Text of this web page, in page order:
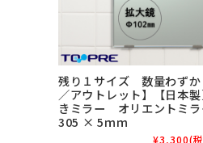
残り１サイズ 数量わずか
／アウトレット】【日本
きミラー オリエントミ
305 × 5ｍｍ
¥3,300(